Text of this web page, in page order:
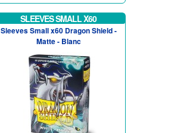
SLEEVES SMALL X60
Sleeves Small x60 Dragon Shield -
Matte - Blanc